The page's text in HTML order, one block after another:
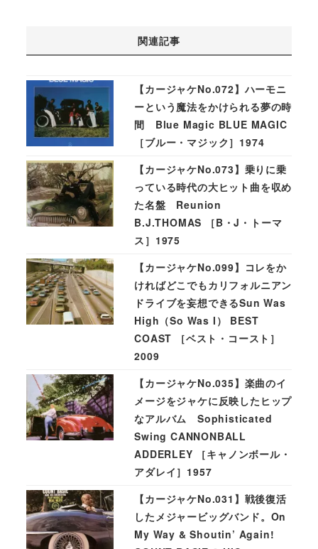
関連記事
【カージャケNo.072】ハーモニ
ーという魔法をかけられる夢の時
間 Blue Magic BLUE MAGIC
［ブルー・マジック］1974
【カージャケNo.073】乗りに乗
っている時代の大ヒット曲を収め
た名盤 Reunion
B.J.THOMAS ［B・J・トーマ
ス］1975
【カージャケNo.099】コレをか
ければどこでもカリフォルニアン
ドライブを妄想できるSun Was
High（So Was I） BEST
COAST ［ベスト・コースト］
2009
【カージャケNo.035】楽曲のイ
メージをジャケに反映したヒップ
なアルバム Sophisticated
Swing CANNONBALL
ADDERLEY ［キャノンボール・
アダレイ］1957
【カージャケNo.031】戦後復活
したメジャービッグバンド。On
My Way & Shoutin’ Again!